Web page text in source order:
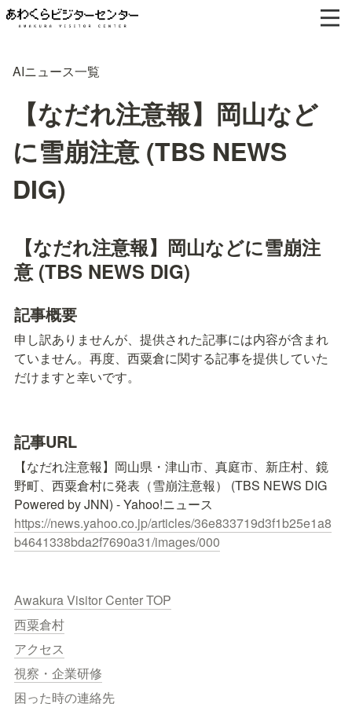
AIニュース一覧
【なだれ注意報】岡山など
に雪崩注意 (TBS NEWS
DIG)
【なだれ注意報】岡山などに雪崩注
意 (TBS NEWS DIG)
記事概要
申し訳ありませんが、提供された記事には内容が含まれ
ていません。再度、西粟倉に関する記事を提供していた
だけますと幸いです。
記事URL
【なだれ注意報】岡山県・津山市、真庭市、新庄村、鏡
野町、西粟倉村に発表（雪崩注意報） (TBS NEWS DIG
https://news.yahoo.co.jp/articles/36e833719d3f1b25e1a8
b4641338bda2f7690a31/images/000
Awakura Visitor Center TOP
西粟倉村
アクセス
視察・企業研修
困った時の連絡先